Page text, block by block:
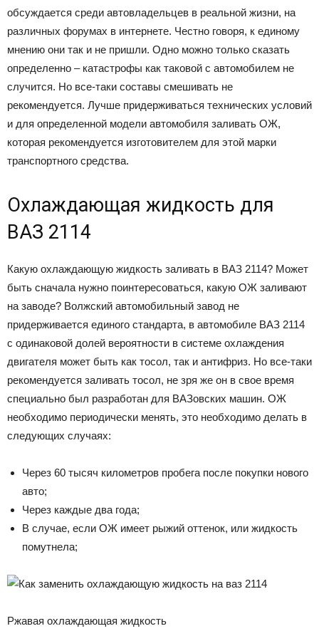
обсуждается среди автовладельцев в реальной жизни, на
различных форумах в интернете. Честно говоря, к единому
мнению они так и не пришли. Одно можно только сказать
определенно – катастрофы как таковой с автомобилем не
случится. Но все-таки составы смешивать не
рекомендуется. Лучше придерживаться технических условий
и для определенной модели автомобиля заливать ОЖ,
которая рекомендуется изготовителем для этой марки
транспортного средства.
Охлаждающая жидкость для
ВАЗ 2114
Какую охлаждающую жидкость заливать в ВАЗ 2114? Может
быть сначала нужно поинтересоваться, какую ОЖ заливают
на заводе? Волжский автомобильный завод не
придерживается единого стандарта, в автомобиле ВАЗ 2114
с одинаковой долей вероятности в системе охлаждения
двигателя может быть как тосол, так и антифриз. Но все-таки
рекомендуется заливать тосол, не зря же он в свое время
специально был разработан для ВАЗовских машин. ОЖ
необходимо периодически менять, это необходимо делать в
следующих случаях:
Через 60 тысяч километров пробега после покупки нового
авто;
Через каждые два года;
В случае, если ОЖ имеет рыжий оттенок, или жидкость
помутнела;
Ржавая охлаждающая жидкость